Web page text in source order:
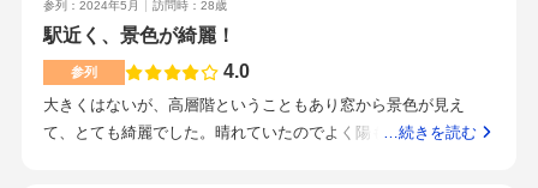
さいとお伝えできます、と言われるほど、目立つ建物なのでブ
ランドもあり分かりやすい。アクセス重視の人には、新幹線も
止まる新横浜の駅を出てすぐという立地の良さが魅力になると
思う。聖堂っぽいバージンロードでの結婚式がしたい人にはお
すすめできない。スカイチャペルなので、とても景色が良い場
た。挙式会場はmax80名で多ければ多いほど密集した印象はあ
るかもしれません。私たちは40名を超える予定だったので2択で
した。色味がブラウンベースの会場とホワイトベースの会場で
した。どちらも椅子のカバーがブラウンかホワイトか選べて、
テーブルクロスの色は自由にアレンジできるとのことでした。
で、景色もより楽しめると思います。新横浜駅からは徒歩5分程
度で、遠方の方やご高齢の方にも足が運びやすい距離だと思い
ます。建物が高層のため、目印にしやすいので道にも迷わずに
来やすいと思います。スタッフの対応が親切で、丁寧で、上品
で。式場の雰囲気を引き立てる魅力のひとつだと思います。ホ
テルのためそのまま宿泊ができるところも良い思い出作りのひ
参列：2024年5月 訪問時：28歳
駅近く、景色が綺麗！
参列 4.0
大きくはないが、高層階ということもあり窓から景色が見え
て、とても綺麗でした。晴れていたのでよく陽もさしていてド
…続きを読む